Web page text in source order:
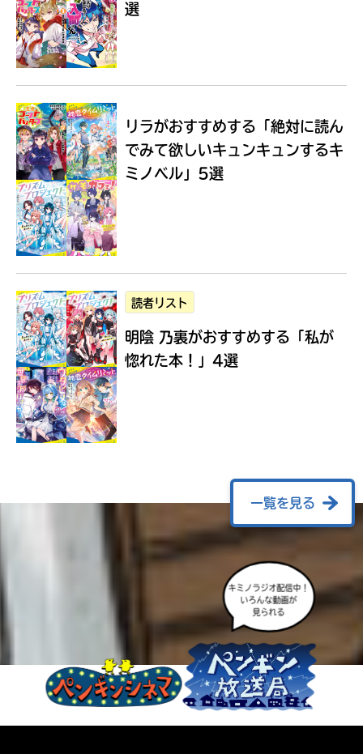
Loading...
選
リラがおすすめする 「絶対に読ん
でみて欲しいキュンキュンするキ
ミノベル」5選
読者リスト
明陰 乃裏がおすすめする 「私が
惚れた本！」4選
一覧を見る
キミノラジオ配信中！
いろんな動画が
見られる
に
エ
も
度
み
て
ね
る